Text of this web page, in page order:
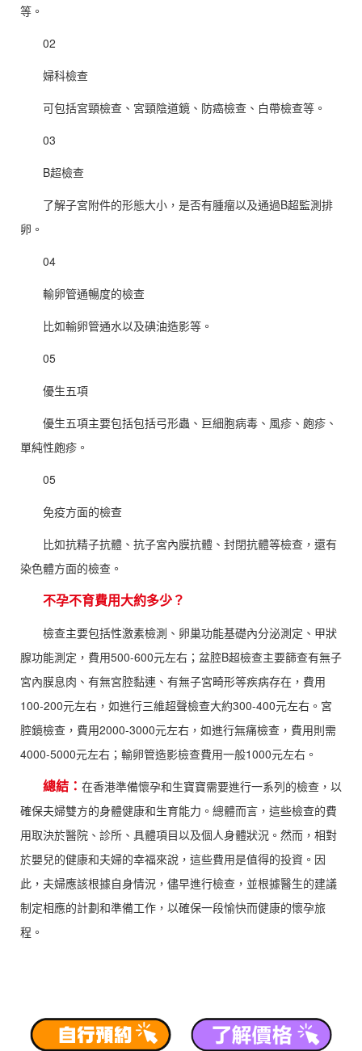
等。
02
婦科檢查
可包括宮頸檢查、宮頸陰道鏡、防癌檢查、白帶檢查等。
03
B超檢查
了解子宮附件的形態大小，是否有腫瘤以及通過B超監測排
卵。
04
輸卵管通暢度的檢查
比如輸卵管通水以及碘油造影等。
05
優生五項
優生五項主要包括包括弓形蟲、巨細胞病毒、風疹、皰疹、
單純性皰疹。
05
免疫方面的檢查
比如抗精子抗體、抗子宮內膜抗體、封閉抗體等檢查，還有
染色體方面的檢查。
不孕不育費用大約多少？
檢查主要包括性激素檢測、卵巢功能基礎內分泌測定、甲狀
腺功能測定，費用500-600元左右；盆腔B超檢查主要篩查有無子
宮內膜息肉、有無宮腔黏連、有無子宮畸形等疾病存在，費用
100-200元左右，如進行三維超聲檢查大約300-400元左右。宮
腔鏡檢查，費用2000-3000元左右，如進行無痛檢查，費用則需
4000-5000元左右；輸卵管造影檢查費用一般1000元左右。
總結： 在香港準備懷孕和生寶寶需要進行一系列的檢查，以
確保夫婦雙方的身體健康和生育能力。總體而言，這些檢查的費
用取決於醫院、診所、具體項目以及個人身體狀況。然而，相對
於嬰兒的健康和夫婦的幸福來說，這些費用是值得的投資。因
此，夫婦應該根據自身情況，儘早進行檢查，並根據醫生的建議
制定相應的計劃和準備工作，以確保一段愉快而健康的懷孕旅
程。